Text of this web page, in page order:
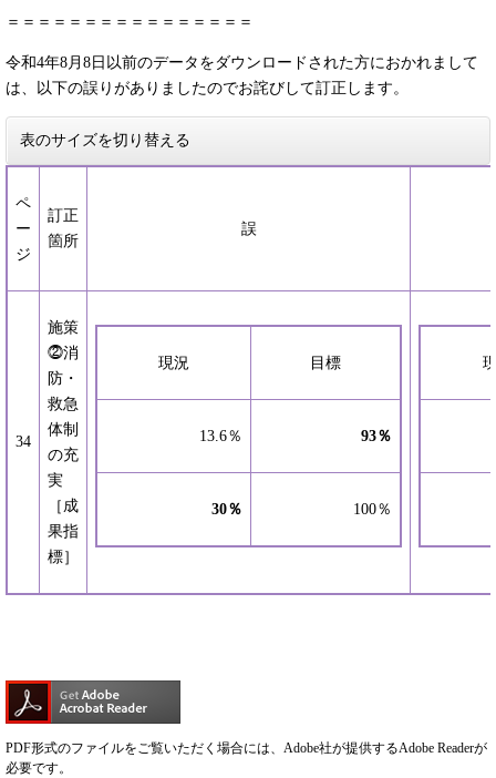
＝＝＝＝＝＝＝＝＝＝＝＝＝＝＝＝
令和4年8月8日以前のデータをダウンロードされた方におかれまして
は、以下の誤りがありましたのでお詫びして訂正します。
表のサイズを切り替える
ペ
ー
ジ
訂正
箇所
誤
34
施策
⓶消
防・
救急
体制
の充
実
［成
果指
標］
現況 目標
13.6％ 93％
30％ 100％
PDF形式のファイルをご覧いただく場合には、Adobe社が提供するAdobe Readerが
必要です。